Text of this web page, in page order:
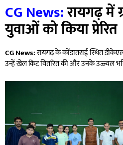
CG News:रायगढ़ में
युवाओं को किया प्रेरित
CG News:रायगढ़ के कोंडातराई स्थित
उन्हें खेल किट वितरित की और उनके उज्ज्वल